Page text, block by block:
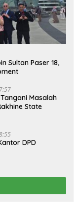
Sultan Paser 18,
Masalah
State
DPD